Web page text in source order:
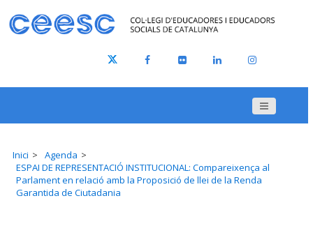
Inici
Agenda
ESPAI DE REPRESENTACIÓ INSTITUCIONAL: Compareixença al
Parlament en relació amb la Proposició de llei de la Renda
Garantida de Ciutadania